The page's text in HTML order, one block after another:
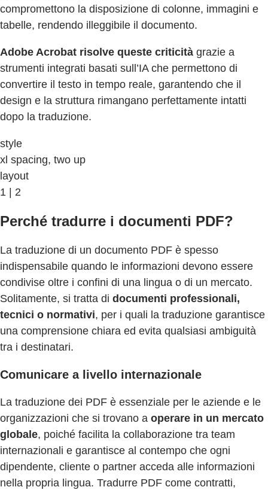
compromettono la disposizione di colonne, immagini e
tabelle, rendendo illeggibile il documento.
Adobe Acrobat risolve queste criticità grazie a
strumenti integrati basati sull’IA che permettono di
convertire il testo in tempo reale, garantendo che il
design e la struttura rimangano perfettamente intatti
dopo la traduzione.
style
xl spacing, two up
layout
1 | 2
Perché tradurre i documenti PDF?
La traduzione di un documento PDF è spesso
indispensabile quando le informazioni devono essere
condivise oltre i confini di una lingua o di un mercato.
Solitamente, si tratta di documenti professionali,
tecnici o normativi, per i quali la traduzione garantisce
una comprensione chiara ed evita qualsiasi ambiguità
tra i destinatari.
Comunicare a livello internazionale
La traduzione dei PDF è essenziale per le aziende e le
organizzazioni che si trovano a operare in un mercato
globale, poiché facilita la collaborazione tra team
internazionali e garantisce al contempo che ogni
dipendente, cliente o partner acceda alle informazioni
nella propria lingua. Tradurre PDF come contratti,